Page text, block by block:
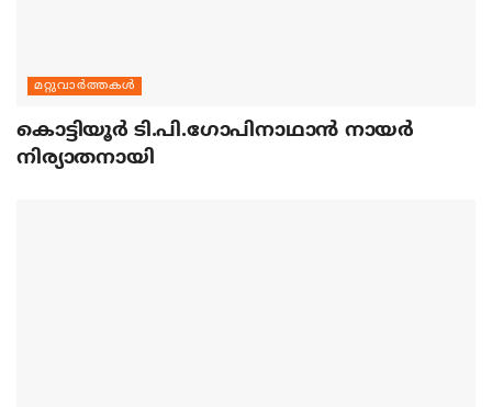
മറ്റുവാര്‍ത്തകള്‍
കൊട്ടിയൂര്‍ ടി.പി.ഗോപിനാഥാന്‍ നായര്‍
നിര്യാതനായി